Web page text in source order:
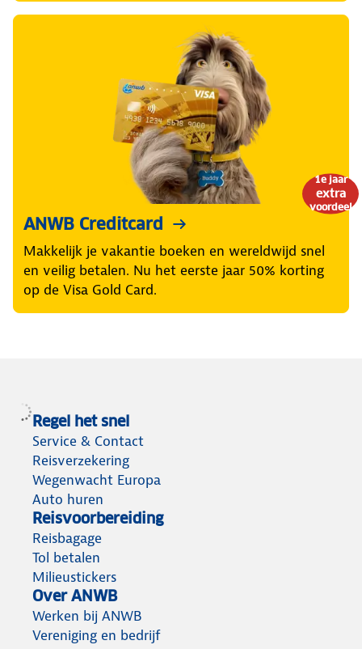
1e jaar
extra
voordeel
ANWB Creditcard
Makkelijk je vakantie boeken en wereldwijd snel
en veilig betalen. Nu het eerste jaar 50% korting
op de Visa Gold Card.
Regel het snel
Service & Contact
Reisverzekering
Wegenwacht Europa
Auto huren
Reisvoorbereiding
Reisbagage
Tol betalen
Milieustickers
Over ANWB
Werken bij ANWB
Vereniging en bedrijf